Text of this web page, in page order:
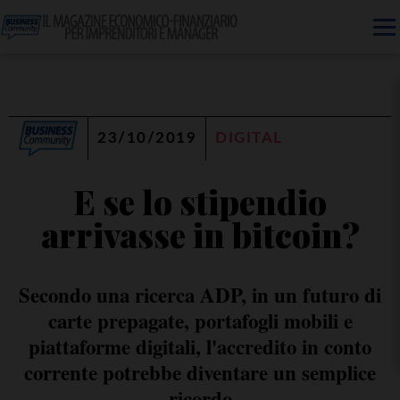
23/10/2019 DIGITAL
E se lo stipendio
arrivasse in bitcoin?
Secondo una ricerca ADP, in un futuro di
carte prepagate, portafogli mobili e
piattaforme digitali, l'accredito in conto
corrente potrebbe diventare un semplice